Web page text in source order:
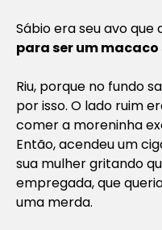
Sábio era seu avo que
para ser um
Riu, porque no fundo
por isso. O lado ruim
comer a moreninha
Então, acendeu um
sua mulher gritando
empregada, que
uma merda.